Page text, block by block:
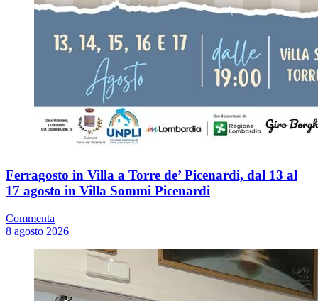
Ferragosto in Villa a Torre de’ Picenardi, dal 13 al
17 agosto in Villa Sommi Picenardi
Commenta
8 agosto 2026